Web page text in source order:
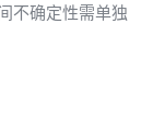
不确定性需单独